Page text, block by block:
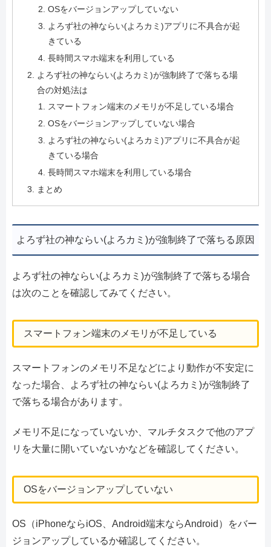
OSをバージョンアップしていない
よろず社の神ならい(よろカミ)アプリに不具合が起
きている
長時間スマホ端末を利用している
よろず社の神ならい(よろカミ)が強制終了で落ちる場
合の対処法は
スマートフォン端末のメモリが不足している場合
OSをバージョンアップしていない場合
よろず社の神ならい(よろカミ)アプリに不具合が起
きている場合
長時間スマホ端末を利用している場合
まとめ
よろず社の神ならい(よろカミ)が強制終了で落ちる原因
よろず社の神ならい(よろカミ)が強制終了で落ちる場合
は次のことを確認してみてください。
スマートフォン端末のメモリが不足している
スマートフォンのメモリ不足などにより動作が不安定に
なった場合、よろず社の神ならい(よろカミ)が強制終了
で落ちる場合があります。
メモリ不足になっていないか、マルチタスクで他のアプ
リを大量に開いていないかなどを確認してください。
OSをバージョンアップしていない
OS（iPhoneならiOS、Android端末ならAndroid）をバー
ジョンアップしているか確認してください。